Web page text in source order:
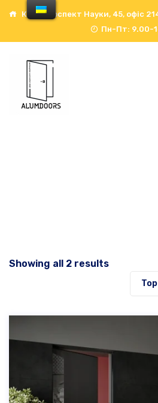
Київ, проспект Науки, 45, офіс
Пн-Пт: 9.00-
Showing all 2 results